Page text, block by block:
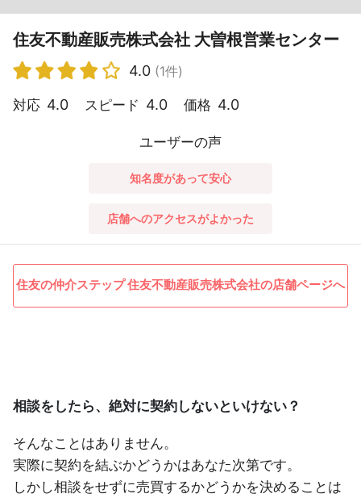
住友不動産販売株式会社 大曽根営業センター
4.0 (1件)
対応 4.0 スピード 4.0 価格 4.0
ユーザーの声
知名度があって安心
店舗へのアクセスがよかった
住友の仲介ステップ 住友不動産販売株式会社の店舗ページへ
相談をしたら、絶対に契約しないといけない？
そんなことはありません。
実際に契約を結ぶかどうかはあなた次第です。
しかし相談をせずに売買するかどうかを決めることは